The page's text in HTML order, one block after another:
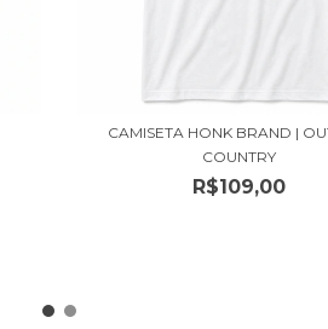
CAMISETA HONK BRAND |
COUNTRY
R$109,00